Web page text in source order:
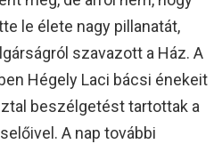
le élete nagy pillanatát,
szavazott a Ház. A
Hégely Laci bácsi énekeit
beszélgetést tartottak a
A nap további